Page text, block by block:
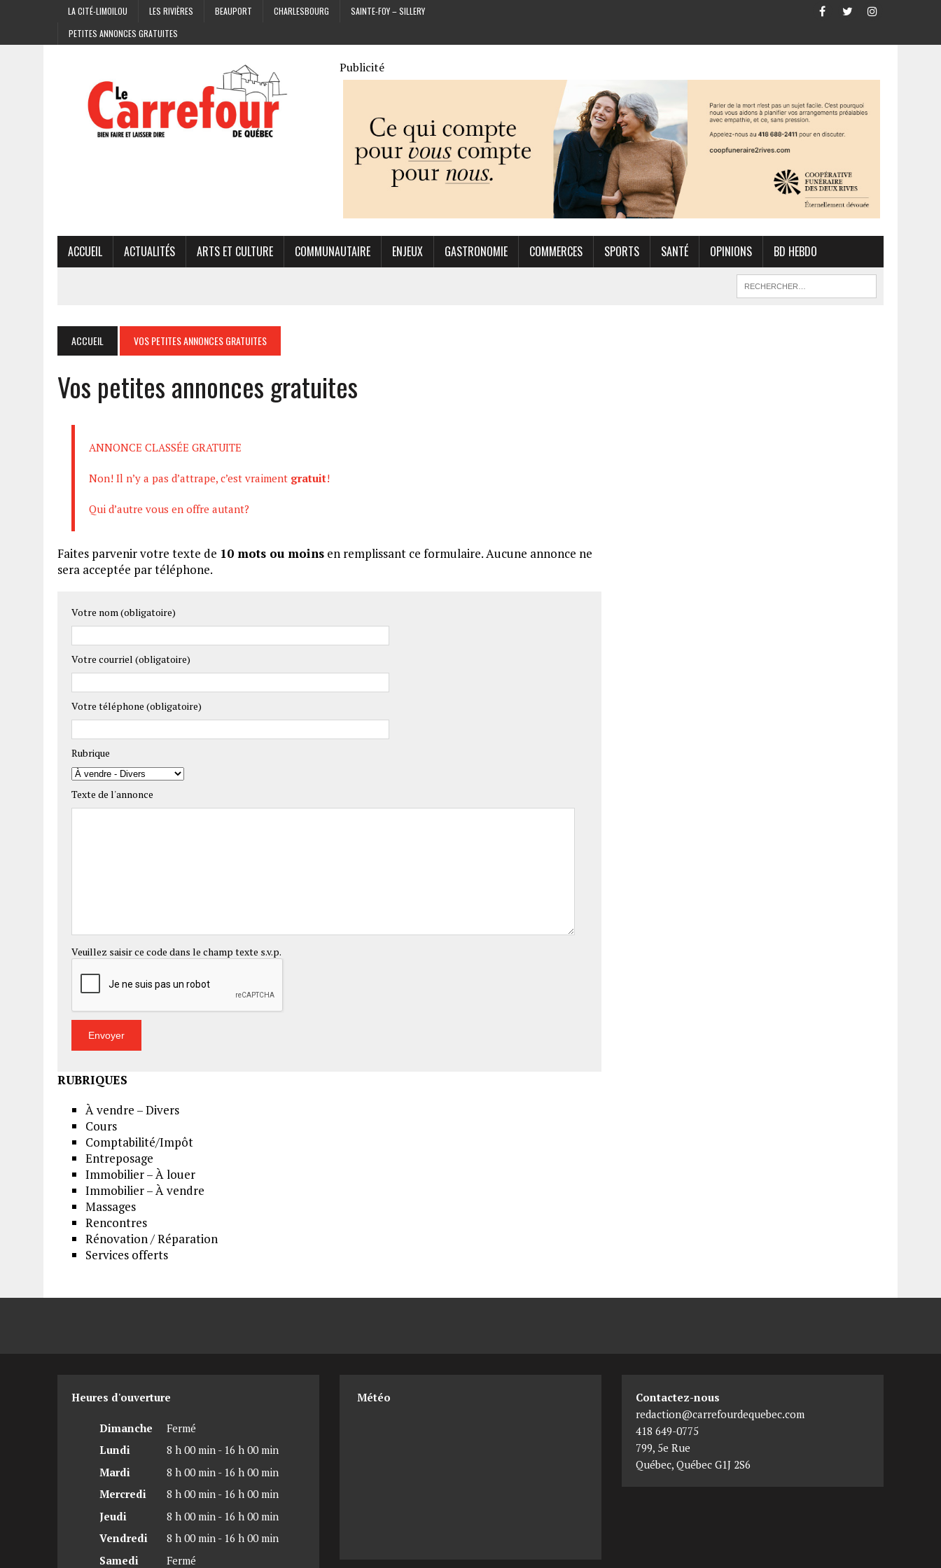
LA CITÉ-LIMOILOU LES RIVIÈRES BEAUPORT CHARLESBOURG
SAINTE-FOY – SILLERY
PETITES ANNONCES GRATUITES
Publicité
ACCUEIL ACTUALITÉS ARTS ET CULTURE COMMUNAUTAIRE ENJEUX GASTRONOMIE COMMERCES SPORTS SANTÉ OPINIONS BD HEBDO
ACCUEIL VOS PETITES ANNONCES GRATUITES
Vos petites annonces gratuites
ANNONCE CLASSÉE GRATUITE
Non! Il n’y a pas d’attrape, c’est vraiment gratuit!
Qui d’autre vous en offre autant?
Faites parvenir votre texte de 10 mots ou moins en remplissant ce formulaire. Aucune annonce ne
sera acceptée par téléphone.
Votre nom (obligatoire)
Votre courriel (obligatoire)
Votre téléphone (obligatoire)
Rubrique
Texte de l'annonce
Veuillez saisir ce code dans le champ texte s.v.p.
RUBRIQUES
À vendre – Divers
Cours
Comptabilité/Impôt
Entreposage
Immobilier – À louer
Immobilier – À vendre
Massages
Rencontres
Rénovation / Réparation
Services offerts
Heures d'ouverture
Dimanche
Fermé
Lundi
8 h 00 min - 16 h 00 min
Mardi
8 h 00 min - 16 h 00 min
Mercredi
8 h 00 min - 16 h 00 min
Jeudi
8 h 00 min - 16 h 00 min
Vendredi
8 h 00 min - 16 h 00 min
Samedi
Fermé
Météo
Contactez-nous
redaction@carrefourdequebec.com
418 649-0775
799, 5e Rue
Québec,Québec G1J 2S6